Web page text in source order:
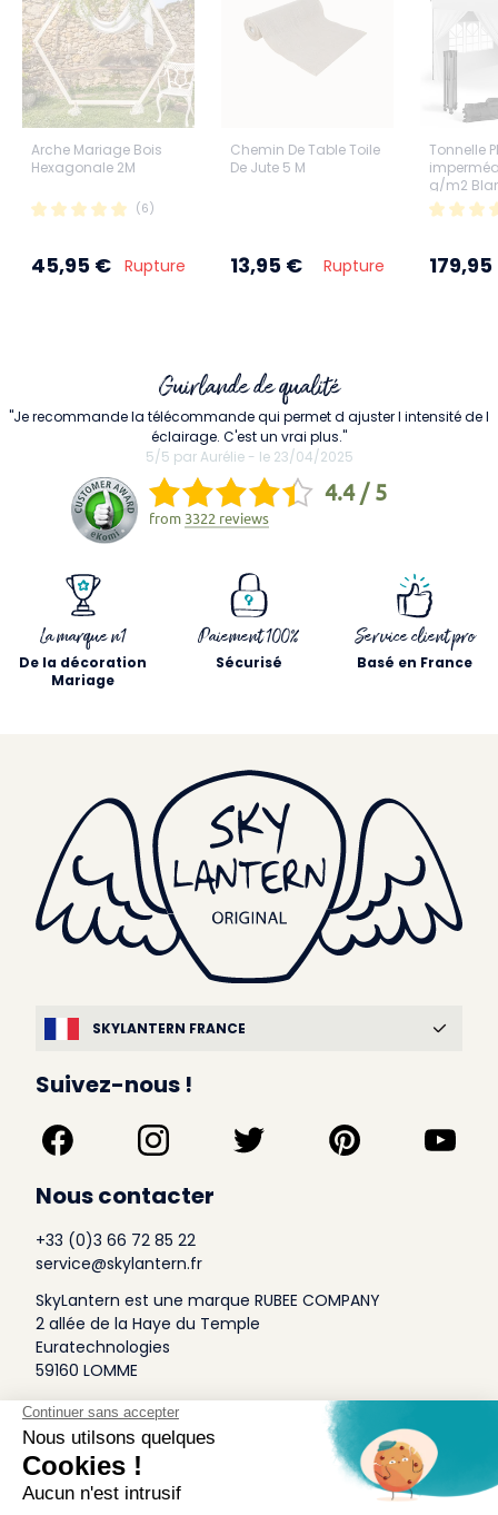
Arche Mariage Bois
Hexagonale 2M
(6)
45,95 € Rupture
Chemin De Table Toile
De Jute 5 M
13,95 € Rupture
Tonnelle
g/m2
parois
La marque n1
De la décoration
Mariage
Paiement 100%
Sécurisé
Service client pro
Basé en France
Guirlande de qualité
"Je recommande la télécommande qui permet d ajuster l intensité de l
éclairage. C'est un vrai plus."
5/5 par Aurélie - le 23/04/2025
4.4 / 5
from 3322 reviews
SKYLANTERN FRANCE
Suivez-nous !
Nous contacter
+33 (0)3 66 72 85 22
service@skylantern.fr
SkyLantern est une marque RUBEE COMPANY
2 allée de la Haye du Temple
Euratechnologies
59160 LOMME
A Propos
Qui sommes-nous
Conditions générales de Vente